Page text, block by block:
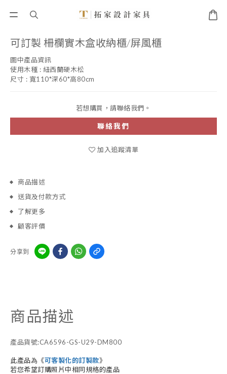
可訂製 柵欄實木盒收納櫃/屏風櫃
圖中產品資訊
使用木種 : 紐西蘭硬木松
尺寸 : 寬110*深60*高80cm
若想購買，請聯絡我們。
聯絡我們
加入追蹤清單
商品描述
送貨及付款方式
了解更多
顧客評價
分享到
商品描述
產品貨號:CA6596-GS-U29-DM800
此產品為《可客製化的訂製款》
若您希望訂購照片中相同規格的產品